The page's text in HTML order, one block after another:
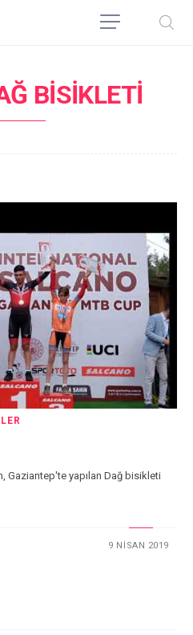
BISIKLETI
Gaziantep'te yapılan Dağ bisikleti
9 NISAN 2019